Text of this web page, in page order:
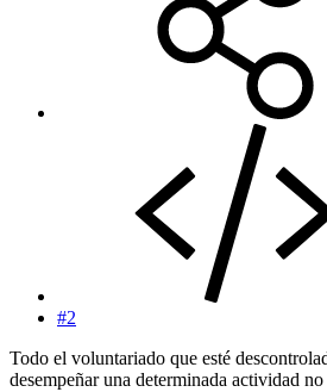
#2
Todo el voluntariado que esté
desempeñar una determinada actividad